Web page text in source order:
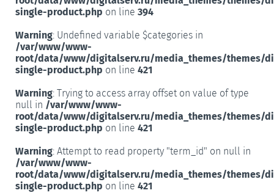
single-product.php on line 394
Warning: Undefined variable $categories in
/var/www/www-
root/data/www/digitalserv.ru/media_themes/themes/
single-product.php on line 421
Warning: Trying to access array offset on value of type
null in /var/www/www-
root/data/www/digitalserv.ru/media_themes/themes/
single-product.php on line 421
Warning: Attempt to read property "term_id" on null in
/var/www/www-
root/data/www/digitalserv.ru/media_themes/themes/
single-product.php on line 421